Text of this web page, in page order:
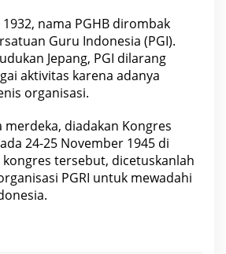
nama PGHB dirombak
Guru Indonesia (PGI).
Jepang, PGI dilarang
aktivitas karena adanya
organisasi.
merdeka, diadakan Kongres
24-25 November 1945 di
tersebut, dicetuskanlah
PGRI untuk mewadahi
.